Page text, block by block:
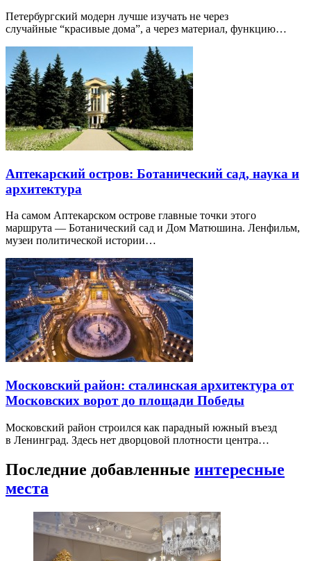
Петербургский модерн лучше изучать не через
случайные “красивые дома”, а через материал, функцию…
Аптекарский остров: Ботанический сад, наука и
архитектура
На самом Аптекарском острове главные точки этого
маршрута — Ботанический сад и Дом Матюшина. Ленфильм,
музеи политической истории…
Московский район: сталинская архитектура от
Московских ворот до площади Победы
Московский район строился как парадный южный въезд
в Ленинград. Здесь нет дворцовой плотности центра…
Последние добавленные интересные
места